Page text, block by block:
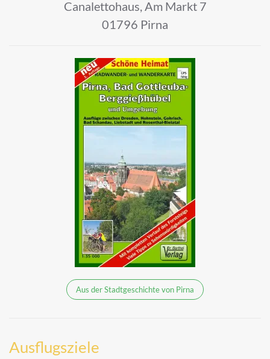
Canalettohaus, Am Markt 7
01796 Pirna
Aus der Stadtgeschichte von Pirna
Ausflugsziele